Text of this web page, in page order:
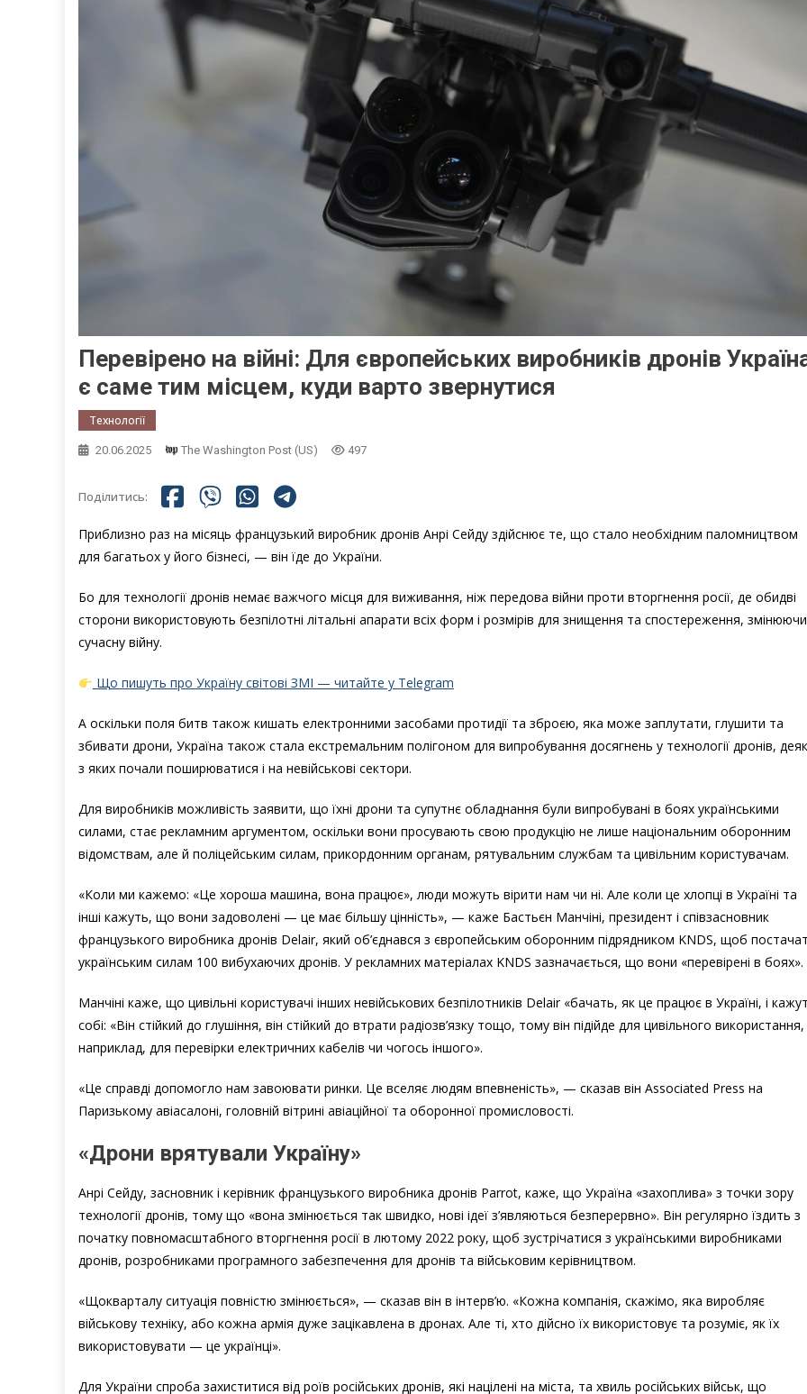
Перевірено на війні: Для європейських виробників дронів
є саме тим місцем, куди варто звернутися
Технології
20.06.2025 The Washington Post (US) 497
Поділитись:
Приблизно раз на місяць французький виробник дронів Анрі Сейду здійснює те, що стало необхідним паломництвом
для багатьох у його бізнесі, — він їде до України.
Бо для технології дронів немає важчого місця для виживання, ніж передова війни проти вторгнення росії, де обидві
сторони використовують безпілотні літальні апарати всіх форм і розмірів для знищення та спостереження, змінюючи
сучасну війну.
Що пишуть про Україну світові ЗМІ — читайте у Telegram
А оскільки поля битв також кишать електронними засобами протидії та зброєю, яка може заплутати, глушити та
збивати дрони, Україна також стала екстремальним полігоном для випробування досягнень у технології дронів,
з яких почали поширюватися і на невійськові сектори.
Для виробників можливість заявити, що їхні дрони та супутнє обладнання були випробувані в боях українськими
силами, стає рекламним аргументом, оскільки вони просувають свою продукцію не лише національним оборонним
відомствам, але й поліцейським силам, прикордонним органам, рятувальним службам та цивільним користувачам.
«Коли ми кажемо: «Це хороша машина, вона працює», люди можуть вірити нам чи ні. Але коли це хлопці в Україні та
інші кажуть, що вони задоволені — це має більшу цінність», — каже Бастьєн Манчіні, президент і співзасновник
французького виробника дронів Delair, який об’єднався з європейським оборонним підрядником KNDS, щоб
українським силам 100 вибухаючих дронів. У рекламних матеріалах KNDS зазначається, що вони «перевірені в боях».
Манчіні каже, що цивільні користувачі інших невійськових безпілотників Delair «бачать, як це працює в Україні, і
собі: «Він стійкий до глушіння, він стійкий до втрати радіозв’язку тощо, тому він підійде для цивільного використання,
наприклад, для перевірки електричних кабелів чи чогось іншого».
«Це справді допомогло нам завоювати ринки. Це вселяє людям впевненість», — сказав він Associated Press на
Паризькому авіасалоні, головній вітрині авіаційної та оборонної промисловості.
«Дрони врятували Україну»
Анрі Сейду, засновник і керівник французького виробника дронів Parrot, каже, що Україна «захоплива» з точки зору
технології дронів, тому що «вона змінюється так швидко, нові ідеї з’являються безперервно». Він регулярно їздить з
початку повномасштабного вторгнення росії в лютому 2022 року, щоб зустрічатися з українськими виробниками
дронів, розробниками програмного забезпечення для дронів та військовим керівництвом.
«Щокварталу ситуація повністю змінюється», — сказав він в інтерв’ю. «Кожна компанія, скажімо, яка виробляє
військову техніку, або кожна армія дуже зацікавлена ​​в дронах. Але ті, хто дійсно їх використовує та розуміє, як їх
використовувати — це українці».
Для України спроба захиститися від роїв російських дронів, які націлені на міста, та хвиль російських військ, що